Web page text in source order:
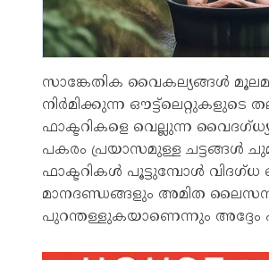
സാങ്കേതിക വൈകല്യങ്ങൾ
നിർമിക്കുന്ന
ഫാക്ടറികളെ വെല്ലുന്ന
പകരം പ്രയാസമുള്ള ചട്ടങ്ങൾ
ഫാക്ടറികൾ പൂട്ടുമ്പോൾ വിദഗ്ധ
മാനദണ്ഡങ്ങളും അമിത
പുറന്തള്ളുകയാണെന്നും